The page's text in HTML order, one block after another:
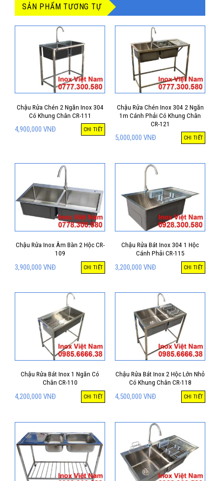
SẢN PHẨM TƯƠNG TỰ
Chậu Rửa Chén 2 Ngăn Inox 304
Có Khung Chân CR-111
4,900,000 VNĐ CHI TIẾT
Chậu Rửa Chén Inox 304 2 Ngăn
1m Cánh Phải Có Khung Chân
CR-121
5,000,000 VNĐ CHI TIẾT
Chậu Rửa Inox Âm Bàn 2 Hộc CR-
109
3,900,000 VNĐ CHI TIẾT
Chậu Rửa Bát Inox 304 1 Hộc
Cánh Phải CR-115
3,200,000 VNĐ CHI TIẾT
Chậu Rửa Bát Inox 1 Ngăn Có
Chân CR-110
4,200,000 VNĐ CHI TIẾT
Chậu Rửa Bát Inox 2 Hộc Lớn Nhỏ
Có Khung Chân CR-118
4,500,000 VNĐ CHI TIẾT